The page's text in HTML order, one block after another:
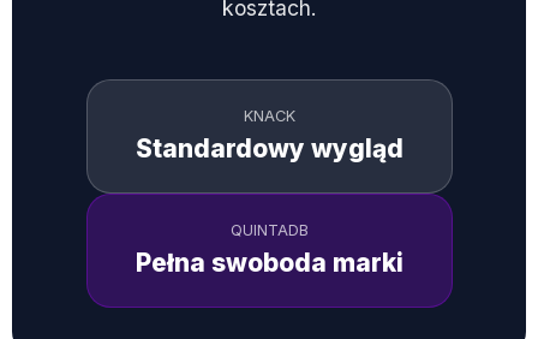
kosztach.
KNACK
Standardowy wygląd
QUINTADB
Pełna swoboda marki